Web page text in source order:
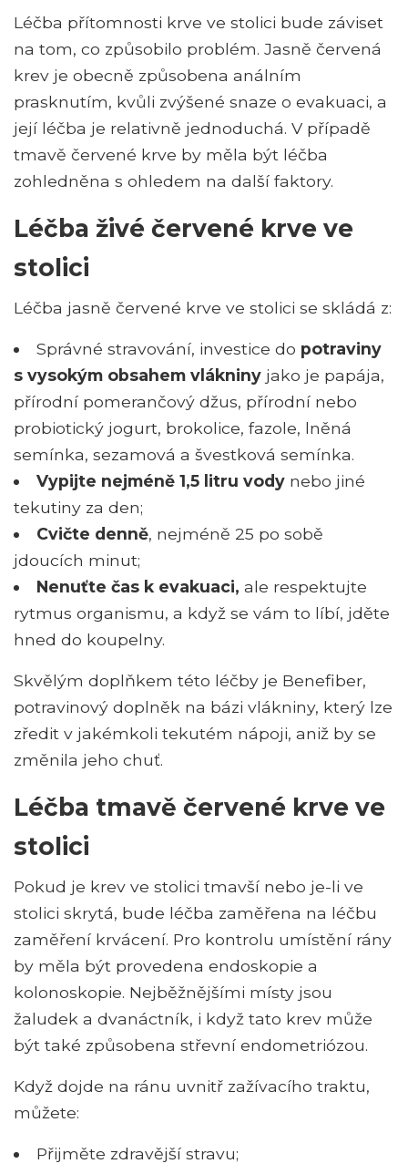
Léčba přítomnosti krve ve stolici bude záviset
na tom, co způsobilo problém. Jasně červená
krev je obecně způsobena análním
prasknutím, kvůli zvýšené snaze o evakuaci, a
její léčba je relativně jednoduchá. V případě
tmavě červené krve by měla být léčba
zohledněna s ohledem na další faktory.
Léčba živé červené krve ve
stolici
Léčba jasně červené krve ve stolici se skládá z:
Správné stravování, investice do potraviny
s vysokým obsahem vlákniny jako je papája,
přírodní pomerančový džus, přírodní nebo
probiotický jogurt, brokolice, fazole, lněná
semínka, sezamová a švestková semínka.
Vypijte nejméně 1,5 litru vodynebo jiné
tekutiny za den;
Cvičte denně, nejméně 25 po sobě
jdoucích minut;
Nenuťte čas k evakuaci, ale respektujte
rytmus organismu, a když se vám to líbí, jděte
hned do koupelny.
Skvělým doplňkem této léčby je Benefiber,
potravinový doplněk na bázi vlákniny, který lze
zředit v jakémkoli tekutém nápoji, aniž by se
změnila jeho chuť.
Léčba tmavě červené krve ve
stolici
Pokud je krev ve stolici tmavší nebo je-li ve
stolici skrytá, bude léčba zaměřena na léčbu
zaměření krvácení. Pro kontrolu umístění rány
by měla být provedena endoskopie a
kolonoskopie. Nejběžnějšími místy jsou
žaludek a dvanáctník, i když tato krev může
být také způsobena střevní endometriózou.
Když dojde na ránu uvnitř zažívacího traktu,
můžete:
Přijměte zdravější stravu;